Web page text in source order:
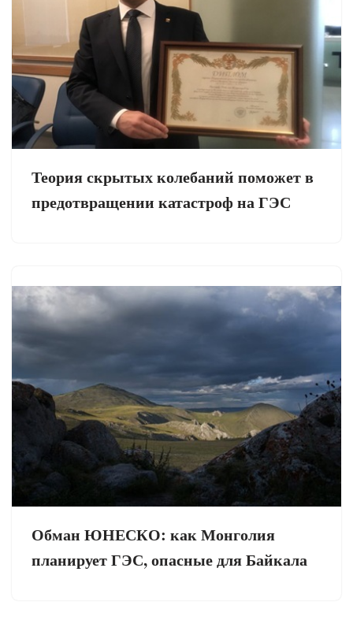
Теория скрытых колебаний поможет в
предотвращении катастроф на ГЭС
Обман ЮНЕСКО: как Монголия
планирует ГЭС, опасные для Байкала